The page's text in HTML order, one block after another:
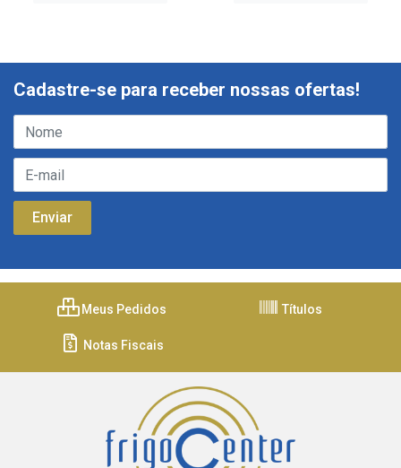
Cadastre-se para receber nossas ofertas!
Meus Pedidos Títulos
Notas Fiscais